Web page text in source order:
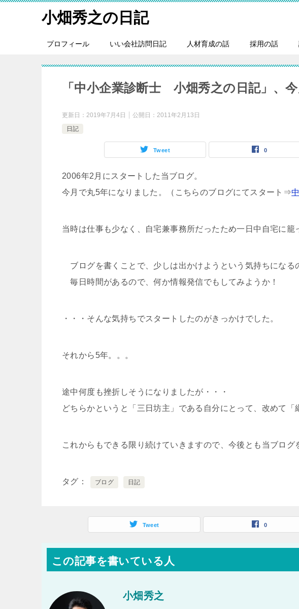
小畑秀之の日記
プロフィール いい会社訪問日記 人材育成の話 採用の話
「中小企業診断士 小畑秀之の日記」、
更新日： 2019年7月4日 公開日： 2011年2月13日
日記
Tweet 0
2006年2月にスタートした当ブログ。
今月で丸5年になりました。（こちらのブログにてスタート⇒
当時は仕事も少なく、自宅兼事務所だったため一日中自宅に籠
ブログを書くことで、少しは出かけようという気持ちになる
毎日時間があるので、何か情報発信でもしてみようか！
・・・そんな気持ちでスタートしたのがきっかけでした。
それから5年。。。
途中何度も挫折しそうになりましたが・・・
どちらかというと「三日坊主」である自分にとって、改めて「
これからもできる限り続けていきますので、今後とも当ブログ
タグ ブログ 日記
Tweet 0
この記事を書いている人
小畑秀之